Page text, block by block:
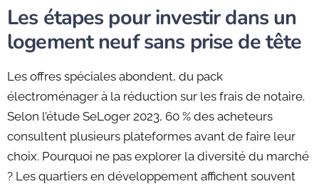
Les étapes pour investir dans un
logement neuf sans prise de tête
Les offres spéciales abondent, du pack
électroménager à la réduction sur les frais de notaire.
Selon l’étude SeLoger 2023, 60 % des acheteurs
consultent plusieurs plateformes avant de faire leur
choix. Pourquoi ne pas explorer la diversité du marché
? Les quartiers en développement affichent souvent